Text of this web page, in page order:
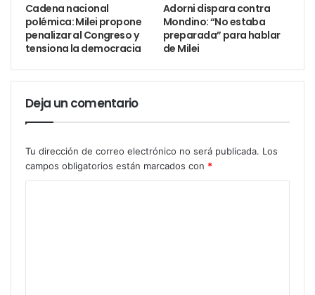
Cadena nacional
polémica: Milei propone
penalizar al Congreso y
tensiona la democracia
Adorni dispara contra
Mondino: “No estaba
preparada” para hablar
de Milei
Deja un comentario
Tu dirección de correo electrónico no será publicada. Los
campos obligatorios están marcados con *